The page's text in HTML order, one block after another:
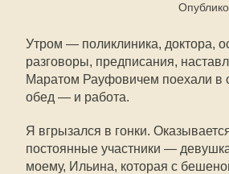
Утром — поликлиника, доктора,
разговоры, предписания,
Маратом Рауфовичем поехали в
обед — и работа.
Я вгрызался в гонки.
постоянные участники —
моему, Ильина, которая с